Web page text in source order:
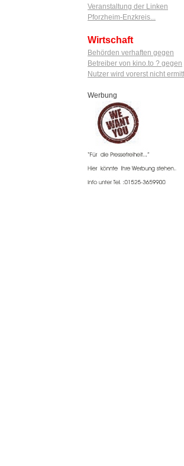
Veranstaltung der Linken
Pforzheim-Enzkreis...
Wirtschaft
Behörden verhaften gegen
Betreiber von kino.to ? gegen
Nutzer wird vorerst nicht
Werbung